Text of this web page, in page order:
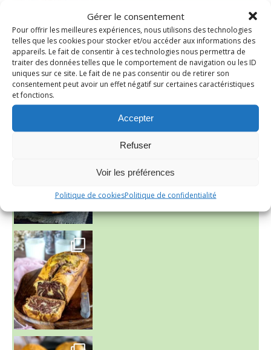
Gérer le consentement
Pour offrir les meilleures expériences, nous utilisons des technologies
telles que les cookies pour stocker et/ou accéder aux informations des
appareils. Le fait de consentir à ces technologies nous permettra de
traiter des données telles que le comportement de navigation ou les ID
uniques sur ce site. Le fait de ne pas consentir ou de retirer son
consentement peut avoir un effet négatif sur certaines caractéristiques
et fonctions.
Accepter
Refuser
Voir les préférences
Politique de cookiesPolitique de confidentialité
~ FINANCIERS MYRTILLES ET CITRON ~
Aujourd'hu
~ BUNS MAISON ~